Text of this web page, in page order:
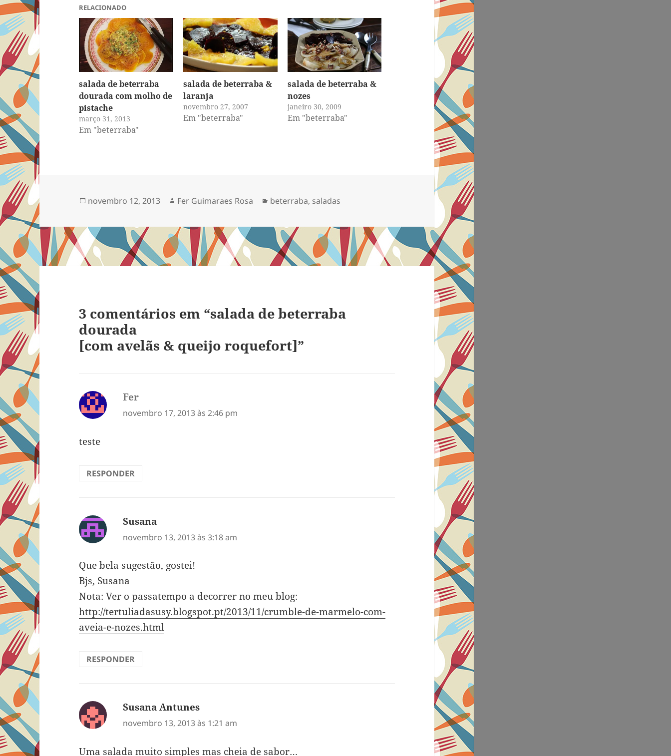
RELACIONADO
salada de beterraba
dourada com molho de
pistache
março 31, 2013
Em "beterraba"
salada de beterraba &
laranja
novembro 27, 2007
Em "beterraba"
salada de beterraba &
nozes
janeiro 30, 2009
Em "beterraba"
Publicado
novembro 12, 2013 Autor
Fer Guimaraes Rosa Categorias
beterraba, saladas
3 comentários em “salada de beterraba
dourada
[com avelãs & queijo roquefort]”
Fer
novembro 17, 2013 às 2:46 pm
teste
RESPONDER
Susana
novembro 13, 2013 às 3:18 am
Que bela sugestão, gostei!
Bjs, Susana
Nota: Ver o passatempo a decorrer no meu blog:
http://tertuliadasusy.blogspot.pt/2013/11/crumble-de-marmelo-com-
aveia-e-nozes.html
RESPONDER
Susana Antunes
novembro 13, 2013 às 1:21 am
Uma salada muito simples mas cheia de sabor…